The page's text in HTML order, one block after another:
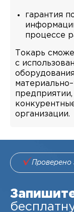
гарантия
процессе
Токарь
с
организации.
Проверено